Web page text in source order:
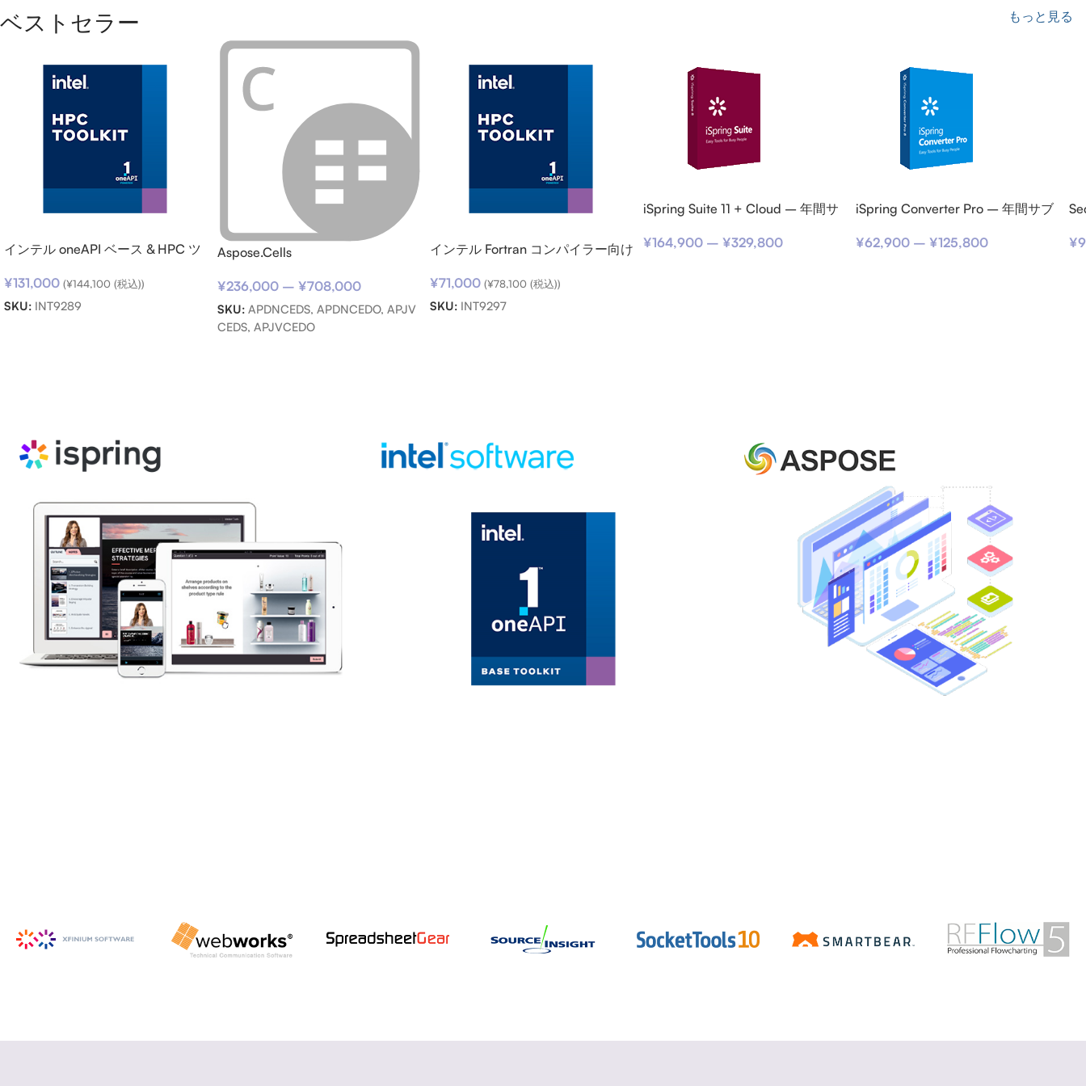
ベストセラー もっと見る
インテル oneAPI ベース & HPC ツ
(期限内更新用)
¥131,000 (¥144,100 (税込))
SKU: INT9289
Aspose.Cells
¥236,000 – ¥708,000
SKU: APDNCEDS, APDNCEDO, APJV
CEDS, APJVCEDO
インテル Fortran コンパイラー向け
用)
¥71,000 (¥78,100 (税込))
SKU: INT9297
iSpring Suite 11 + Cloud – 年間サ
¥164,900 – ¥329,800
iSpring Converter Pro – 年間サブ
¥62,900 –¥125,800
¥
ーニング コンテンツを作成
マンス・ライブラリー
詳細を見る
PowerPoint、PDF などの Office ファ
イルを操作